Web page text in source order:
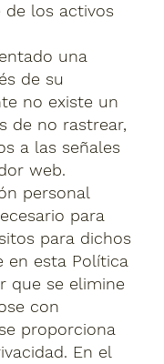
de los activos
una
de su
no existe un
de no rastrear,
a las señales
web.
personal
para
para dichos
en esta Política
que se elimine
con
proporciona
En el